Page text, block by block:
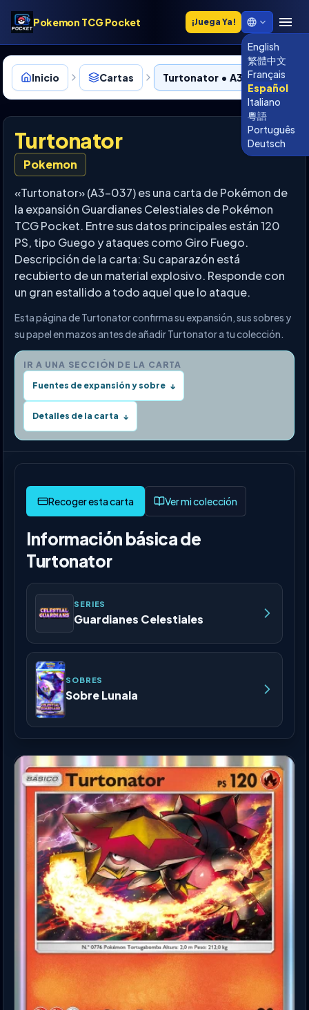
Pokemon TCG Pocket ¡Juega Ya!
English
繁體中文
Français
Español
Italiano
粵語
Português
Deutsch
Inicio Cartas Turtonator • A3-037
Turtonator
Pokemon
«Turtonator» (A3-037) es una carta de Pokémon de
la expansión Guardianes Celestiales de Pokémon
TCG Pocket. Entre sus datos principales están 120
PS, tipo Guego y ataques como Giro Fuego.
Descripción de la carta: Su caparazón está
recubierto de un material explosivo. Responde con
un gran estallido a todo aquel que lo ataque.
Esta página de Turtonator confirma su expansión, sus sobres y
su papel en mazos antes de añadir Turtonator a tu colección.
IR A UNA SECCIÓN DE LA CARTA
Fuentes de expansión y sobre ↓
Detalles de la carta ↓
Ver mi colección
Información básica de
Turtonator
SERIES
Guardianes Celestiales
SOBRES
Sobre Lunala